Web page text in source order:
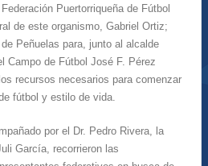
Puertorriqueña de Fútbol
de este organismo, Gabriel Ortiz;
Peñuelas para, junto al alcalde
Campo de Fútbol José F. Pérez
recursos necesarios para comenzar
fútbol y estilo de vida.
por el Dr. Pedro Rivera, la
García, recorrieron las